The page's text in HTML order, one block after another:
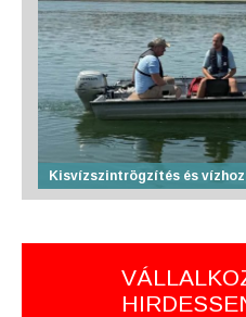
Kisvízszintrögzítés és